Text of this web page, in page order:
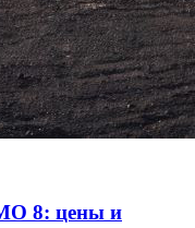
8: цены и